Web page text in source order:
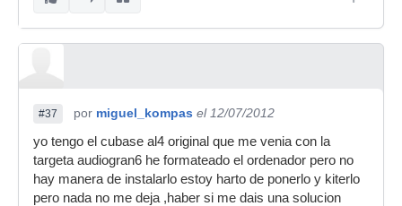
#37 por miguel_kompas el 12/07/2012
yo tengo el cubase al4 original que me venia con la
targeta audiogran6 he formateado el ordenador pero no
hay manera de instalarlo estoy harto de ponerlo y kiterlo
pero nada no me deja ,haber si me dais una solucion